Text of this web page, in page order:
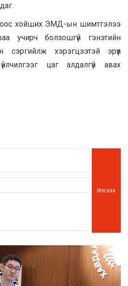
хойших ЭМД-ын шимтгэлээ
учирч болзошгүй гэнэтийн
сэргийлж хэрэгцээтэй эрүүл
цаг алдалгүй авах
Илгээх